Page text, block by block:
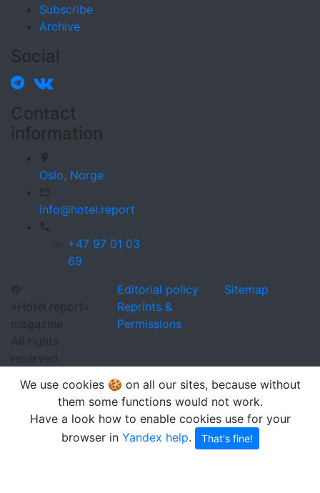
Subscribe
Archive
Social
Contact
information
Oslo, Norge
info@hotel.report
+47 97 01 03
69
©
«Hotel.report»
magazine
All rights
reserved
Editorial policy
Reprints &
Permissions
Sitemap
We use cookies 🍪 on all our sites, because without
them some functions would not work.
Have a look how to enable cookies use for your
browser in Yandex help. That's fine!